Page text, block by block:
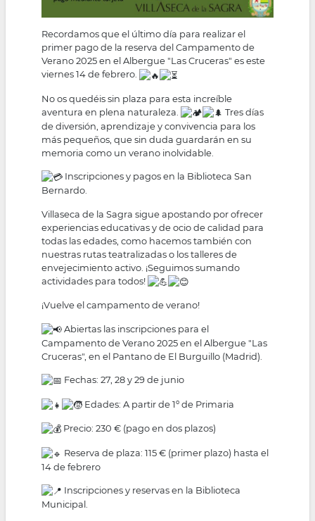
Recordamos que el último día para realizar el
primer pago de la reserva del Campamento de
Verano 2025 en el Albergue "Las Cruceras" es este
viernes 14 de febrero.
No os quedéis sin plaza para esta increíble
aventura en plena naturaleza.
Tres días
de diversión, aprendizaje y convivencia para los
más pequeños, que sin duda guardarán en su
memoria como un verano inolvidable.
Inscripciones y pagos en la Biblioteca San
Bernardo.
Villaseca de la Sagra sigue apostando por ofrecer
experiencias educativas y de ocio de calidad para
todas las edades, como hacemos también con
nuestras rutas teatralizadas o los talleres de
envejecimiento activo. ¡Seguimos sumando
actividades para todos!
¡Vuelve el campamento de verano!
Abiertas las inscripciones para el
Campamento de Verano 2025 en el Albergue "Las
Cruceras", en el Pantano de El Burguillo (Madrid).
Fechas: 27, 28 y 29 de junio
Edades: A partir de 1º de Primaria
Precio: 230 € (pago en dos plazos)
Reserva de plaza: 115 € (primer plazo) hasta el
14 de febrero
Inscripciones y reservas en la Biblioteca
Municipal.